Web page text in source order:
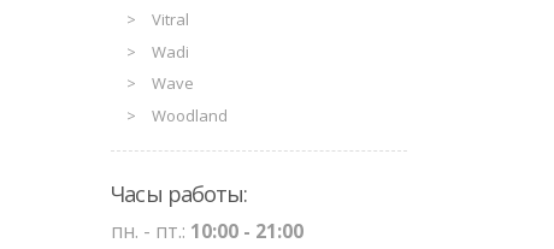
Vitral
Wadi
Wave
Woodland
Часы работы:
пн. - пт.: 10:00 - 21:00